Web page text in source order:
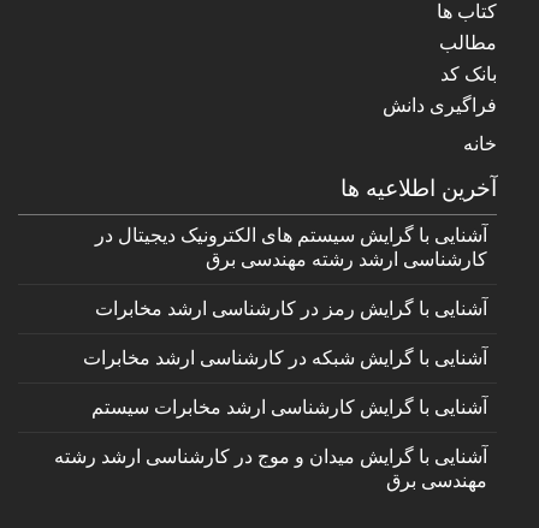
کتاب ها
مطالب
بانک کد
فراگیری دانش
خانه
آخرین اطلاعیه ها
آشنایی با گرایش سیستم های الکترونیک دیجیتال در
کارشناسی ارشد رشته مهندسی برق
آشنایی با گرایش رمز در کارشناسی ارشد مخابرات
آشنایی با گرایش شبکه در کارشناسی ارشد مخابرات
آشنایی با گرایش کارشناسی ارشد مخابرات سیستم
آشنایی با گرایش میدان و موج در کارشناسی ارشد رشته
مهندسی برق